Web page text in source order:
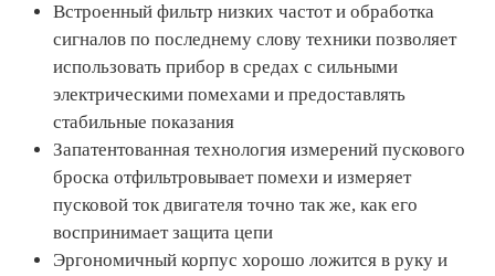
Встроенный фильтр низких частот и обработка
сигналов по последнему слову техники позволяет
использовать прибор в средах с сильными
электрическими помехами и предоставлять
стабильные показания
Запатентованная технология измерений пускового
броска отфильтровывает помехи и измеряет
пусковой ток двигателя точно так же, как его
воспринимает защита цепи
Эргономичный корпус хорошо ложится в руку и